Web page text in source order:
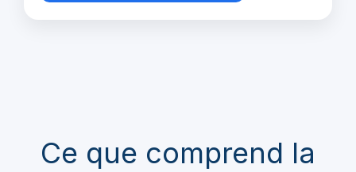
Ce que comprend la